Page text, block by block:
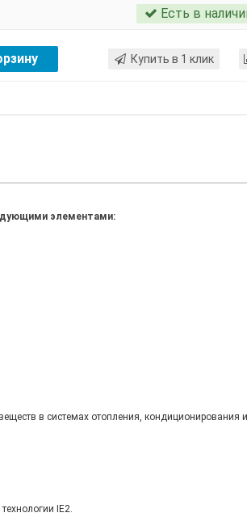
Есть в
Купить в 1 клик
элементами:
в системах отопления, кондиционирования и
IE2.